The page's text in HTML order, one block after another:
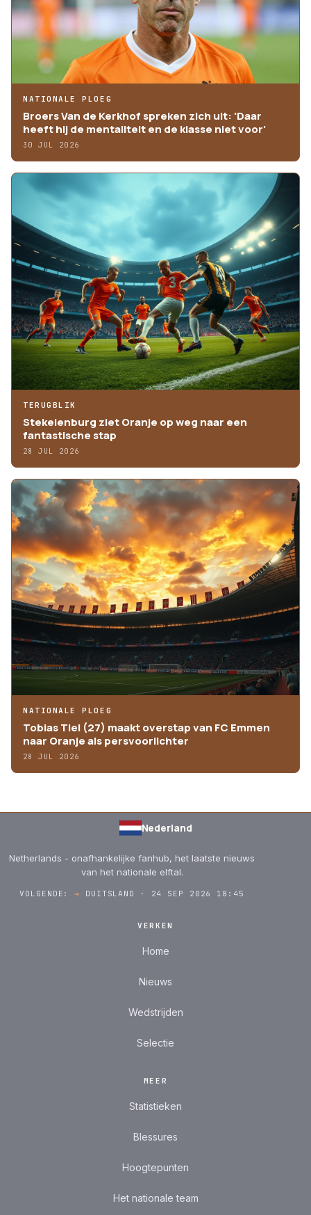
NATIONALE PLOEG
Broers Van de Kerkhof spreken zich uit: 'Daar
heeft hij de mentaliteit en de klasse niet voor'
30 JUL 2026
TERUGBLIK
Stekelenburg ziet Oranje op weg naar een
fantastische stap
28 JUL 2026
NATIONALE PLOEG
Tobias Tiel (27) maakt overstap van FC Emmen
naar Oranje als persvoorlichter
28 JUL 2026
Nederland
Netherlands - onafhankelijke fanhub, het laatste nieuws
van het nationale elftal.
VOLGENDE:→ DUITSLAND · 24 SEP 2026 18:45
VERKEN
Home
Nieuws
Wedstrijden
Selectie
MEER
Statistieken
Blessures
Hoogtepunten
Het nationale team